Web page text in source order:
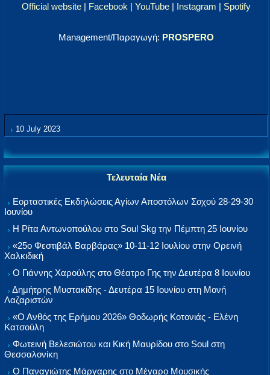
Official website | Facebook | YouTube | Instagram | Spotify
Management/Παραγωγή: PROSPERO
10 July 2023
Τελευταία Νέα
Εορταστικές Εκδηλώσεις Αγίων Αποστόλων Σοχού 28-29-30
Ιουνίου
Η Ρίτα Αντωνοπούλου στο Soul Skg την Πέμπτη 25 Ιουνίου
«25ο Φεστιβάλ Βαρβάρας» 10-11-12 Ιουλίου στην Ορεινή
Χαλκιδική
Ο Γιάννης Χαρούλης στο Θέατρο Γης την Δευτέρα 8 Ιουνίου
Δημήτρης Μυστακίδης - Δευτέρα 15 Ιουνίου στη Μονή
Λαζαριστών
«Ο Ανθός της Ερήμου 2026» Θοδωρής Κοτονιάς - Ελένη
Κατσούλη
Φωτεινή Βελεσιώτου και Κική Μαυρίδου στο Soul στη
Θεσσαλονίκη
Ο Παναγιώτης Μάργαρης στο Μέγαρο Μουσικής